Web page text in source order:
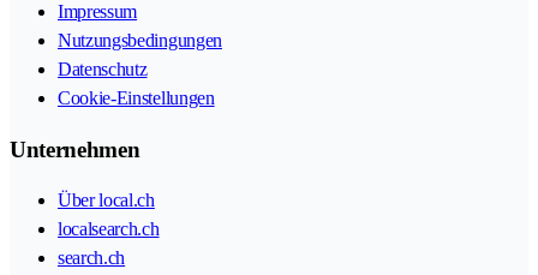
Impressum
Nutzungsbedingungen
Datenschutz
Cookie-Einstellungen
Unternehmen
Über local.ch
localsearch.ch
search.ch